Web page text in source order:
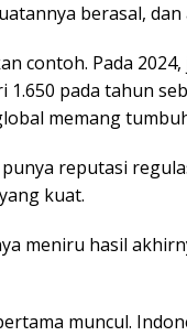
berasal,
contoh. Pada
1.650 pada tahun
memang
reputasi
kuat.
meniru hasil
muncul.